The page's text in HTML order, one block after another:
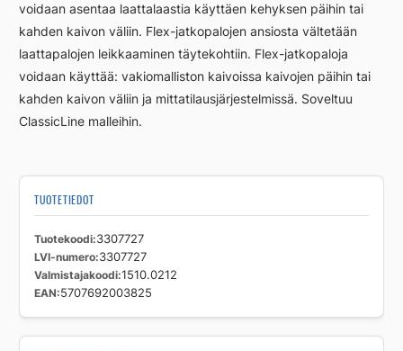
voidaan asentaa laattalaastia käyttäen kehyksen päihin tai
kahden kaivon väliin. Flex-jatkopalojen ansiosta vältetään
laattapalojen leikkaaminen täytekohtiin. Flex-jatkopaloja
voidaan käyttää: vakiomalliston kaivoissa kaivojen päihin tai
kahden kaivon väliin ja mittatilausjärjestelmissä. Soveltuu
ClassicLine malleihin.
TUOTETIEDOT
Tuotekoodi 3307727
LVI-numero 3307727
Valmistajakoodi 1510.0212
EAN 5707692003825